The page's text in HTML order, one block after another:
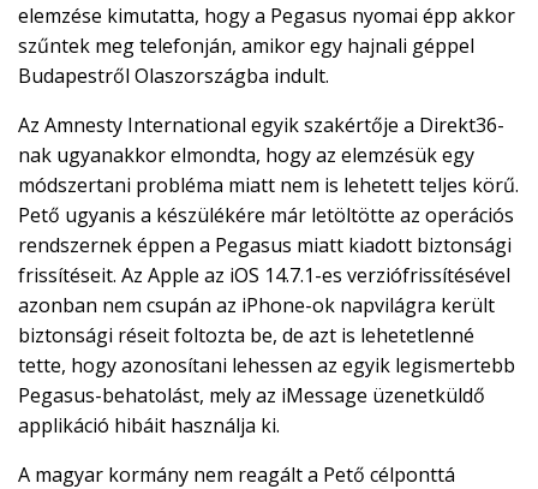
elemzése kimutatta, hogy a Pegasus nyomai épp akkor
szűntek meg telefonján, amikor egy hajnali géppel
Budapestről Olaszországba indult.
Az Amnesty International egyik szakértője a Direkt36-
nak ugyanakkor elmondta, hogy az elemzésük egy
módszertani probléma miatt nem is lehetett teljes körű.
Pető ugyanis a készülékére már letöltötte az operációs
rendszernek éppen a Pegasus miatt kiadott biztonsági
frissítéseit. Az Apple az iOS 14.7.1-es verziófrissítésével
azonban nem csupán az iPhone-ok napvilágra került
biztonsági réseit foltozta be, de azt is lehetetlenné
tette, hogy azonosítani lehessen az egyik legismertebb
Pegasus-behatolást, mely az iMessage üzenetküldő
applikáció hibáit használja ki.
A magyar kormány nem reagált a Pető célponttá